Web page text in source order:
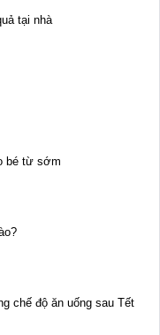
tại nhà
bé từ sớm
chế độ ăn uống sau Tết